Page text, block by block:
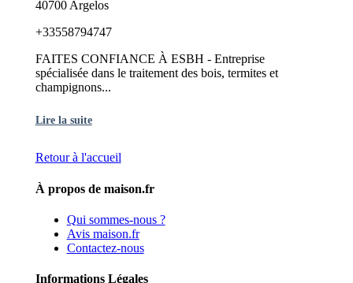
40700 Argelos
+33558794747
FAITES CONFIANCE À ESBH - Entreprise
spécialisée dans le traitement des bois, termites et
champignons...
Lire la suite
Retour à l'accueil
À propos de maison.fr
Qui sommes-nous ?
Avis maison.fr
Contactez-nous
Informations Légales